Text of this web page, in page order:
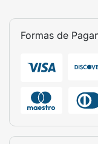
Assim como
Sertralina
frequência e
pacientes)
Formas de